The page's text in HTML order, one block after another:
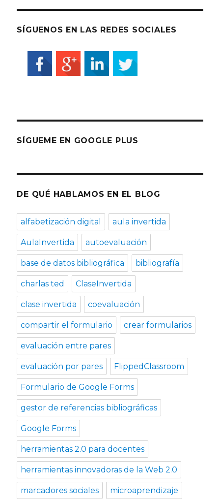
SÍGUENOS EN LAS REDES SOCIALES
SÍGUEME EN GOOGLE PLUS
DE QUÉ HABLAMOS EN EL BLOG
alfabetización digital aula invertida
AulaInvertida autoevaluación
base de datos bibliográfica bibliografía
charlas ted ClaseInvertida
clase invertida coevaluación
compartir el formulario crear formularios
evaluación entre pares
evaluación por pares FlippedClassroom
Formulario de Google Forms
gestor de referencias bibliográficas
Google Forms
herramientas 2.0 para docentes
herramientas innovadoras de la Web 2.0
marcadores sociales microaprendizaje